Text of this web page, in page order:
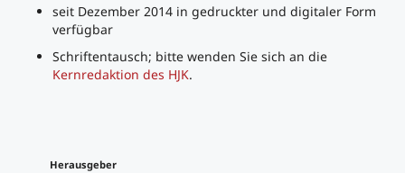
seit Dezember 2014 in gedruckter und digitaler Form
verfügbar
Schriftentausch; bitte wenden Sie sich an die
Kernredaktion des HJK.
Herausgeber